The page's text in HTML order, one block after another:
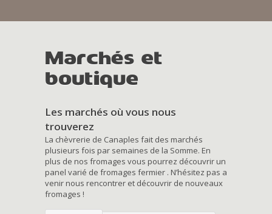
Marchés et
boutique
Les marchés où vous nous
trouverez
La chèvrerie de Canaples fait des marchés
plusieurs fois par semaines de la Somme. En
plus de nos fromages vous pourrez découvrir un
panel varié de fromages fermier . N’hésitez pas a
venir nous rencontrer et découvrir de nouveaux
fromages !